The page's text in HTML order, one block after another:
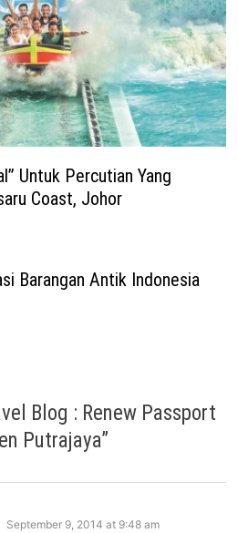
Untuk Percutian Yang
Coast, Johor
Barangan Antik Indonesia
Blog : Renew Passport
Putrajaya”
says:
September 9, 2014 at 9:48 am